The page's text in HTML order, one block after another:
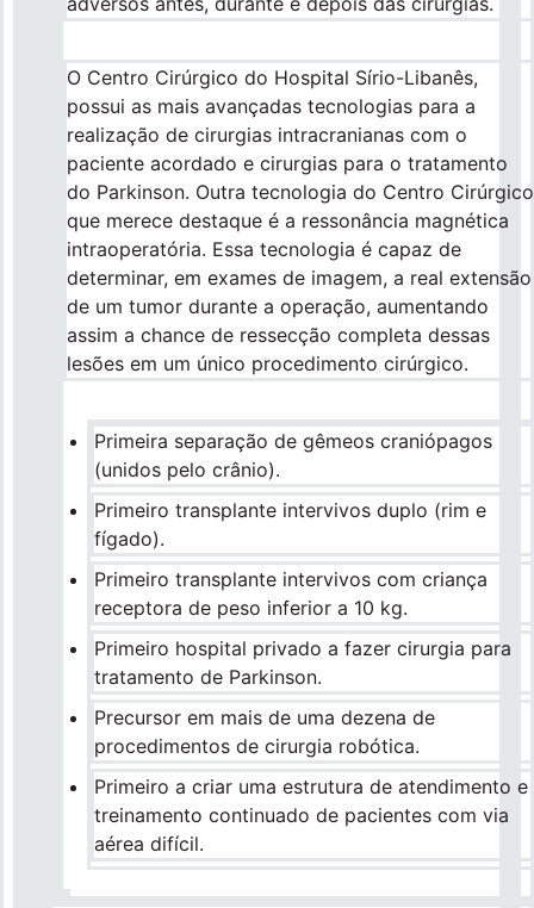
O Centro Cirúrgico do Hospital Sírio-Libanês,
possui as mais avançadas tecnologias para a
realização de cirurgias intracranianas com o
paciente acordado e cirurgias para o tratamento
do Parkinson. Outra tecnologia do Centro Cirúrgico
que merece destaque é a ressonância magnética
intraoperatória. Essa tecnologia é capaz de
determinar, em exames de imagem, a real extensão
de um tumor durante a operação, aumentando
assim a chance de ressecção completa dessas
lesões em um único procedimento cirúrgico.
Primeira separação de gêmeos craniópagos
(unidos pelo crânio).
Primeiro transplante intervivos duplo (rim e
fígado).
Primeiro transplante intervivos com criança
receptora de peso inferior a 10 kg.
Primeiro hospital privado a fazer cirurgia para
tratamento de Parkinson.
Precursor em mais de uma dezena de
procedimentos de cirurgia robótica.
Primeiro a criar uma estrutura de atendimento e
treinamento continuado de pacientes com via
aérea difícil.